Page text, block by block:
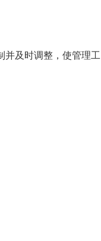
及时调整，使管理工